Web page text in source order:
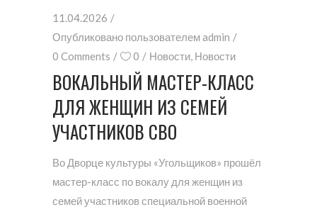
11.04.2026
Опубликовано пользователемadmin
0 Comments
0 Новости, Новости
ВОКАЛЬНЫЙ МАСТЕР-КЛАСС
ДЛЯ ЖЕНЩИН ИЗ СЕМЕЙ
УЧАСТНИКОВ СВО
Во Дворце культуры «Угольщиков» прошёл
мастер-класс по вокалу для женщин из
семей участников специальной военной